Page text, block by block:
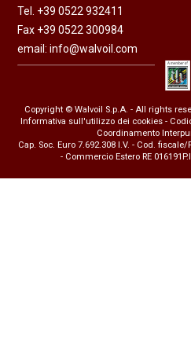
Tel. +39 0522 932411
Fax +39 0522 300984
email:info@walvoil.com
Copyright © Walvoil S.p.A. - All rights
Informativa sull'utilizzo dei cookies-
Coordinamento
Cap. Soc. Euro 7.692.308 I.V. - Cod. fiscale/
- Commercio Estero RE